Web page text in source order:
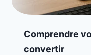
Comprendre
convertir